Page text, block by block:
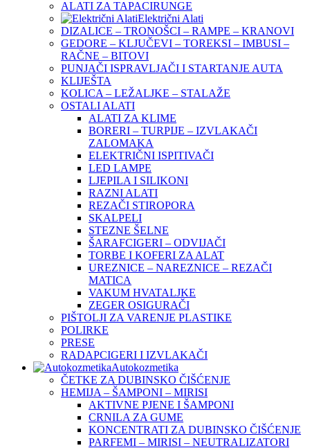
ALATI ZA TAPACIRUNGE
Električni Alati
DIZALICE – TRONOŠCI – RAMPE – KRANOVI
GEDORE – KLJUČEVI – TOREKSI – IMBUSI –
RAČNE – BITOVI
PUNJAČI ISPRAVLJAČI I STARTANJE AUTA
KLIJEŠTA
KOLICA – LEŽALJKE – STALAŽE
OSTALI ALATI
ALATI ZA KLIME
BORERI – TURPIJE – IZVLAKAČI
ZALOMAKA
ELEKTRIČNI ISPITIVAČI
LED LAMPE
LJEPILA I SILIKONI
RAZNI ALATI
REZAČI STIROPORA
SKALPELI
STEZNE ŠELNE
ŠARAFCIGERI – ODVIJAČI
TORBE I KOFERI ZA ALAT
UREZNICE – NAREZNICE – REZAČI
MATICA
VAKUM HVATALJKE
ZEGER OSIGURAČI
PIŠTOLJI ZA VARENJE PLASTIKE
POLIRKE
PRESE
RADAPCIGERI I IZVLAKAČI
Autokozmetika
ČETKE ZA DUBINSKO ČIŠĆENJE
HEMIJA – ŠAMPONI – MIRISI
AKTIVNE PJENE I ŠAMPONI
CRNILA ZA GUME
KONCENTRATI ZA DUBINSKO ČIŠĆENJE
PARFEMI – MIRISI – NEUTRALIZATORI